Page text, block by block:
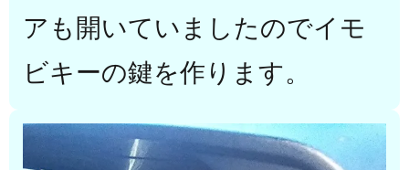
アも開いていましたのでイモ
ビキーの鍵を作ります。